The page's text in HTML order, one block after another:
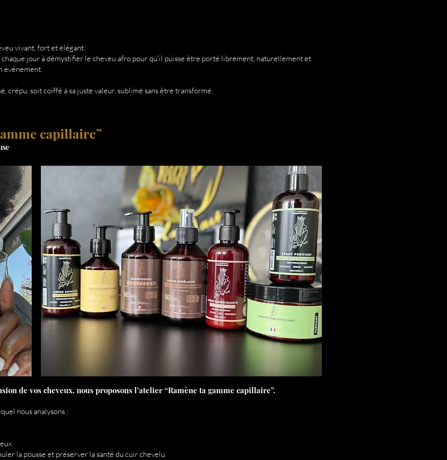
vivant, fort et élégant.
jour à démystifier le cheveu afro pour qu’il puisse être porté librement, naturellement et
événement.
crépu, soit coiffé à sa juste valeur, sublimé sans être transformé.
capillaire”
de vos cheveux, nous proposons l’atelier “Ramène ta gamme capillaire”.
nous analysons :
la pousse et préserver la santé du cuir chevelu.